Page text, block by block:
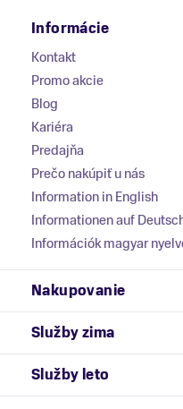
Informácie
Kontakt
Promo akcie
Blog
Kariéra
Predajňa
Prečo nakúpiť u nás
Information in English
Informationen auf
Információk magyar
Nakupovanie
Služby zima
Služby leto